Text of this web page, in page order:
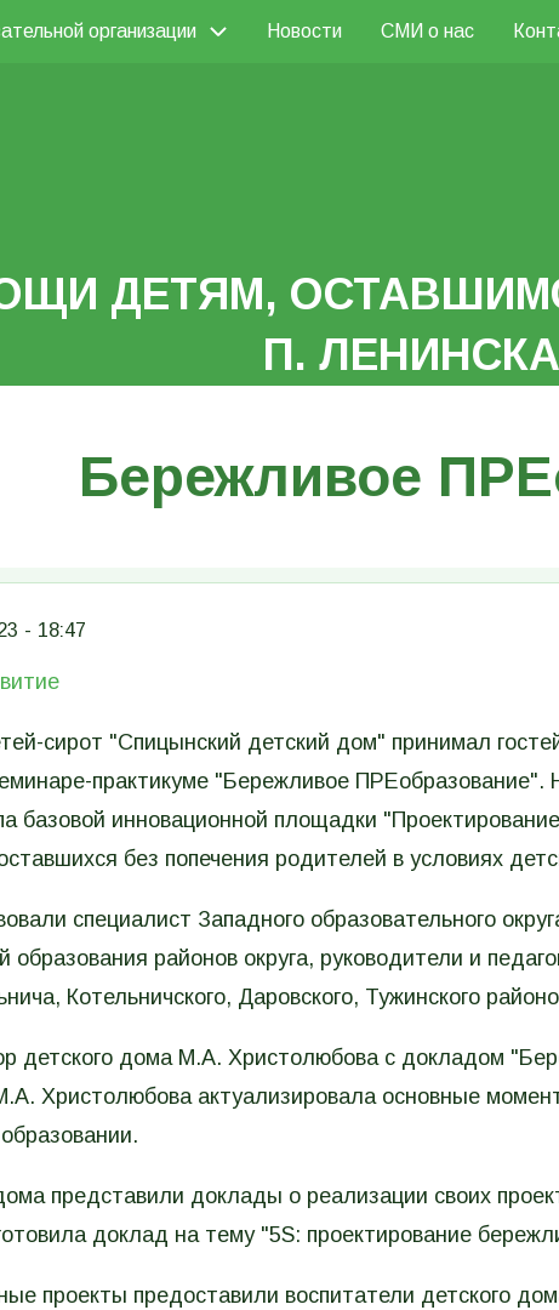
организации Новости СМИ о нас
ДЕТЯМ,
П.
Бережливое
- 18:47
сирот "Спицынский детский дом" принимал
практикуме "Бережливое ПРЕобразование".
базовой инновационной площадки
без попечения родителей в условиях
специалист Западного образовательного
образования районов округа, руководители и
Котельничского, Даровского, Тужинского
детского дома М.А. Христолюбова с докладом
Христолюбова актуализировала основные
представили доклады о реализации своих
доклад на тему "5S: проектирование
проекты предоставили воспитатели детского